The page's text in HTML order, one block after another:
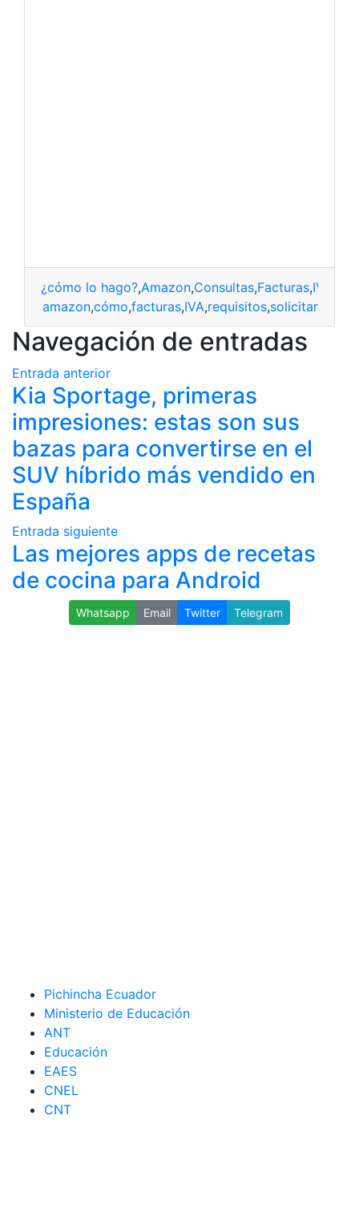
¿cómo lo hago?,Amazon,Consultas,Facturas,IVA
amazon,cómo,facturas,IVA,requisitos,solicitar
Navegación de entradas
Entrada anterior
Kia Sportage, primeras
impresiones: estas son sus
bazas para convertirse en el
SUV híbrido más vendido en
España
Entrada siguiente
Las mejores apps de recetas
de cocina para Android
Whatsapp Email Twitter Telegram
Pichincha Ecuador
Ministerio de Educación
ANT
Educación
EAES
CNEL
CNT